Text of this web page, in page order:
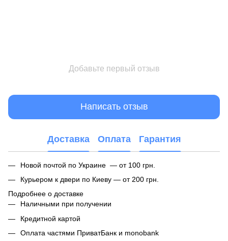
Добавьте первый отзыв
Написать отзыв
Доставка Оплата Гарантия
Новой почтой по Украине — от 100 грн.
Курьером к двери по Киеву — от 200 грн.
Подробнее о доставке
Наличными при получении
Кредитной картой
Оплата частями ПриватБанк и monobank